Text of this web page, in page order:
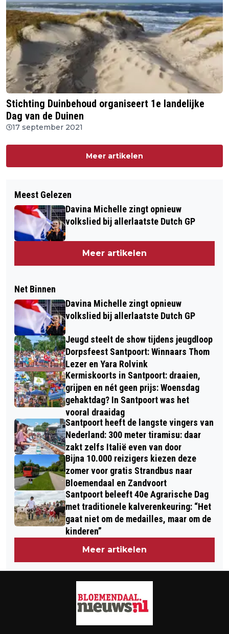
Stichting Duinbehoud organiseert 1e landelijke
Dag van de Duinen
17 september 2021
Meer artikelen
Meest Gelezen
Davina Michelle zingt opnieuw
volkslied bij allerlaatste Dutch GP
Meer artikelen
Net Binnen
Davina Michelle zingt opnieuw
volkslied bij allerlaatste Dutch GP
Jeugd steelt de show tijdens jeugdloop
Dorpsfeest Santpoort: Winnaars Thom
Lezer en Yara Rolvink
Kermiskoorts in Santpoort: draaien,
grijpen en nét geen prijs: Woensdag
gehaktdag? In Santpoort was het
vooral draaidag
Santpoort heeft de langste vingers van
Nederland: 300 meter tiramisu: daar
zakt zelfs Italië even van door
Bijna 10.000 reizigers kiezen deze
zomer voor gratis Strandbus naar
Bloemendaal en Zandvoort
Santpoort beleeft 40e Agrarische Dag
met traditionele kalverenkeuring: “Het
gaat niet om de medailles, maar om de
kinderen”
Meer artikelen